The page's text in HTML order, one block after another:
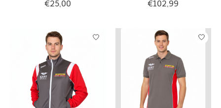
€25,00
€102,99